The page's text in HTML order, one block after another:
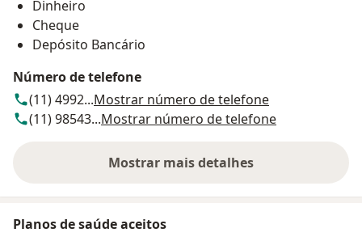
Dinheiro
Cheque
Depósito Bancário
Número de telefone
(11) 4992...Mostrar número de telefone
(11) 98543...Mostrar número de telefone
Mostrar mais detalhes
sobre o endereço
Planos de saúde aceitos